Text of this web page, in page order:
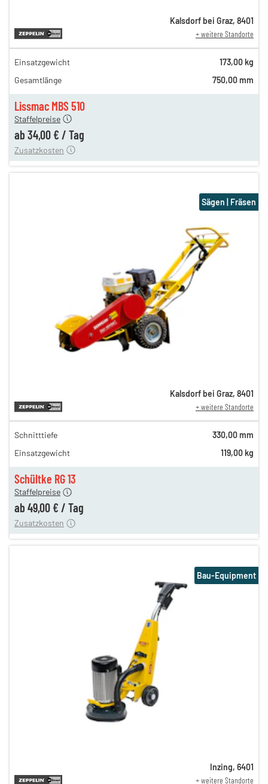
Lissmac MBS 510
46,00 €
39,00 €
Staffelpreise
ab 34,00 € / Tag
15,00 €
Zusatzkosten
Kalsdorf bei Graz, 8401
+ weitere Standorte
Einsatzgewicht
173,00 kg
Gesamtlänge
750,00 mm
Schültke RG 13
92,00 €
84,00 €
Staffelpreise
ab 49,00 € / Tag
15,00 €
Zusatzkosten
Sägen | Fräsen
Kalsdorf bei Graz, 8401
+ weitere Standorte
Schnitttiefe
330,00 mm
Einsatzgewicht
119,00 kg
Bau-Equipment
Inzing, 6401
+ weitere Standorte